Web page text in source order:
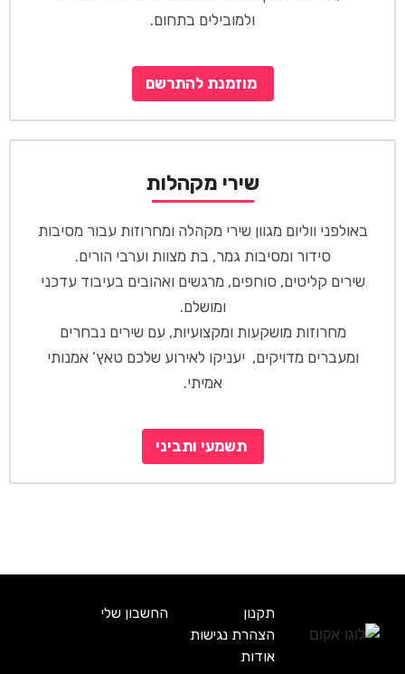
ולמובילים בתחום.
מוזמנת להתרשם
שירי מקהלות
באולפני ווליום מגוון שירי מקהלה ומחרוזות עבור מסיבות
סידור ומסיבות גמר, בת מצוות וערבי הורים.
שירים קליטים, סוחפים,מרגשים ואהובים בעיבוד עדכני
ומושלם.
מחרוזות מושקעות ומקצועיות, עם שירים נבחרים
ומעברים מדויקים, יעניקו לאירוע שלכם טאץ’ אמנותי
אמיתי.
תשמעי ותביני
תקנון
החשבון שלי
הצהרת נגישות
אודות